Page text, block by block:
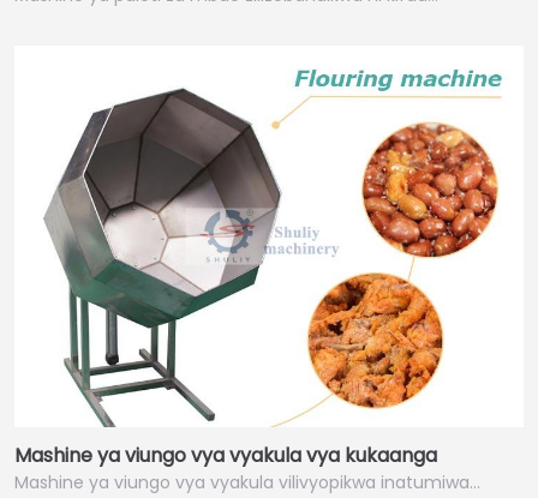
Mashine ya viungo vya vyakula vya kukaanga
Mashine ya viungo vya vyakula vilivyopikwa inatumiwa…